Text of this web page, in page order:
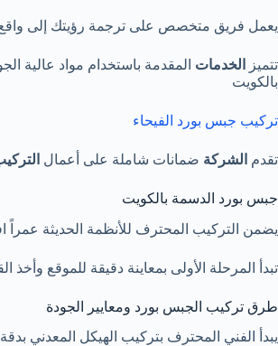
يعمل فريق متخصص على ترجمة رؤيتك إلى واقع
تتميز الخدمات المقدمة باستخدام مواد عالية
بالكويت
تركيب جبس بورد الفيحاء
تقدم الشركة ضمانات شاملة على أعمال
جبس بورد الدسمة بالكويت
يضمن التركيب المحترف للأنظمة الحديثة عمراً
تبدأ المرحلة الأولى بمعاينة دقيقة للموقع
طرق تركيب الجبس بورد ومعايير الجودة
يبدأ الفني المحترف بتركيب الهيكل المعدني